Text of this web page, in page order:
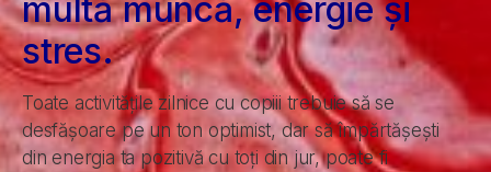
multă muncă, energie și
stres.
Toate activitățile zilnice cu copiii trebuie să se
desfășoare pe un ton optimist, dar să împărtășești
din energia ta pozitivă cu toți din jur, poate fi